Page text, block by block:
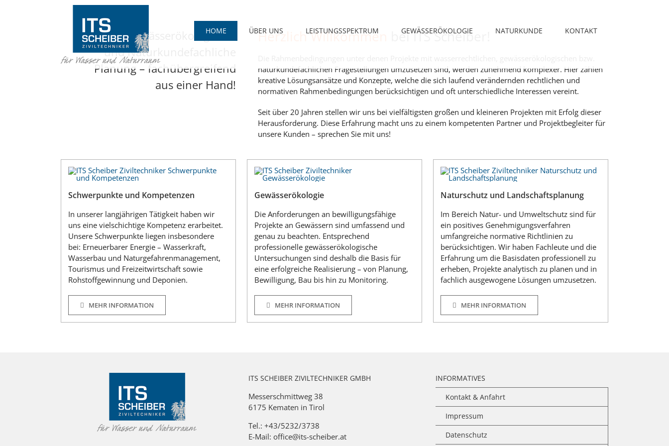
HOME ÜBER UNS LEISTUNGSSPEKTRUM GEWÄSSERÖKOLOGIE NATURKUNDE KONTAKT
Gewässerökologische
und Naturkundefachliche
Planung – fachübergreifend
aus einer Hand!
Herzlich Willkommen bei ITS Scheiber!
naturkundefachlichen Fragestellungen umzusetzen sind, werden zunehmend komplexer. Hier zählen
kreative Lösungsansätze und Konzepte, welche die sich laufend verändernden rechtlichen und
normativen Rahmenbedingungen berücksichtigen und oft unterschiedliche Interessen vereint.
Seit über 20 Jahren stellen wir uns bei vielfältigsten großen und kleineren Projekten mit Erfolg dieser
Herausforderung. Diese Erfahrung macht uns zu einem kompetenten Partner und Projektbegleiter für
unsere Kunden – sprechen Sie mit uns!
Schwerpunkte und Kompetenzen
In unserer langjährigen Tätigkeit haben wir
uns eine vielschichtige Kompetenz erarbeitet.
Unsere Schwerpunkte liegen insbesondere
bei: Erneuerbarer Energie – Wasserkraft,
Wasserbau und Naturgefahrenmanagement,
Tourismus und Freizeitwirtschaft sowie
Rohstoffgewinnung und Deponien.
MEHR INFORMATION
Gewässerökologie
Die Anforderungen an bewilligungsfähige
Projekte an Gewässern sind umfassend und
genau zu beachten. Entsprechend
professionelle gewässerökologische
Untersuchungen sind deshalb die Basis für
eine erfolgreiche Realisierung – von Planung,
Bewilligung, Bau bis hin zu Monitoring.
MEHR INFORMATION
Naturschutz und Landschaftsplanung
Im Bereich Natur- und Umweltschutz sind für
ein positives Genehmigungsverfahren
umfangreiche normative Richtlinien zu
berücksichtigen. Wir haben Fachleute und die
Erfahrung um die Basisdaten professionell zu
erheben, Projekte analytisch zu planen und in
fachlich ausgewogene Lösungen umzusetzen.
MEHR INFORMATION
ITS SCHEIBER ZIVILTECHNIKER GMBH
Messerschmittweg 38
6175 Kematen in Tirol
Tel.: +43/5232/3738
E-Mail: office@its-scheiber.at
INFORMATIVES
Kontakt & Anfahrt
Impressum
Datenschutz